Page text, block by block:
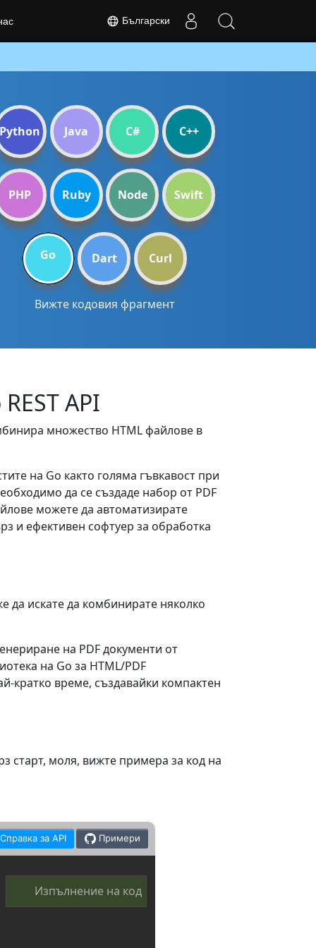
Python Java C# C++
PHP Ruby Node Swift
Go Dart Curl
Вижте кодовия фрагмент
API
множество HTML файлове в
на Go както голяма гъвкавост при
да се създаде набор от PDF
можете да автоматизирате
и ефективен софтуер за обработка
искате да комбинирате няколко
на PDF документи от
на Go за HTML/PDF
кратко време, създавайки компактен
старт, моля, вижте примера за код на
Справка за API Примери
Изпълнение на код
Български